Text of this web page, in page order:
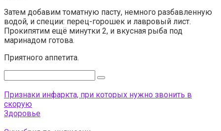
Затем добавим томатную пасту, немного разбавленную
водой, и специи: перец-горошек и лавровый лист.
Прокипятим ещё минутки 2, и вкусная рыба под
маринадом готова.
Приятного аппетита.
Признаки инфаркта, при которых нужно звонить в
скорую
Здоровье